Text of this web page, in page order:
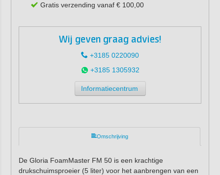
Gratis verzending vanaf € 100,00
Wij geven graag advies!
+3185 0220090
+3185 1305932
Informatiecentrum
Omschrijving
De Gloria FoamMaster FM 50 is een krachtige
drukschuimsproeier (5 liter) voor het aanbrengen van een